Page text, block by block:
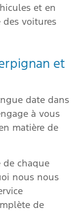
et en
voitures
et
date dans
à vous
matière de
de chaque
nous nous
de